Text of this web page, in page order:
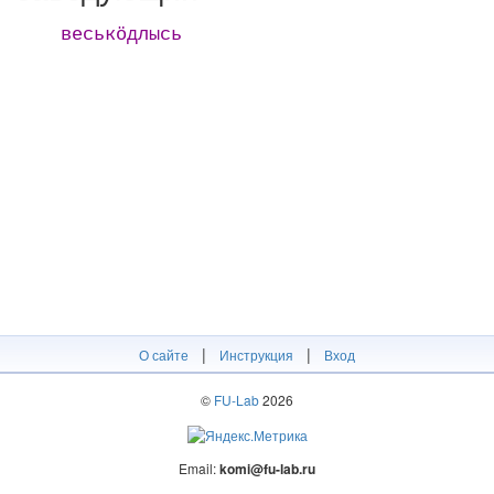
веськӧдлысь
О сайте | Инструкция | Вход
© FU-Lab2026
Email:komi@fu-lab.ru